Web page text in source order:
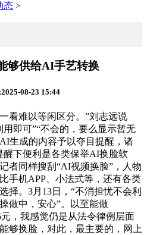
态 >
够供给AI手艺转换
08-23 15:44
难以等闲区分。”刘志远说
即可”“不会的，要么显示暂无
生成的内容予以夺目提醒，诸
醒下便利是各类保举AI换脸软
者同样搜刮“AI视频换脸”，人物
手机APP、小法式等，还有各类
择。3月13日，“不消担忧不会利
做中，安心”。以至能做
，我感觉仍是从法令律例层面
够换脸，对此，最主要的，网上